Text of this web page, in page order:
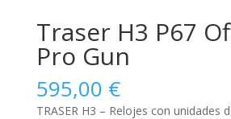
Traser H3 P67
Pro Gun
595,00 €
TRASER H3 – Relojes con unidades